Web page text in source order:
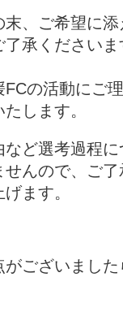
末、ご希望に
了承ください
FCの活動にご
します。
ど選考過程
せんので、ご
ます。
がございまし